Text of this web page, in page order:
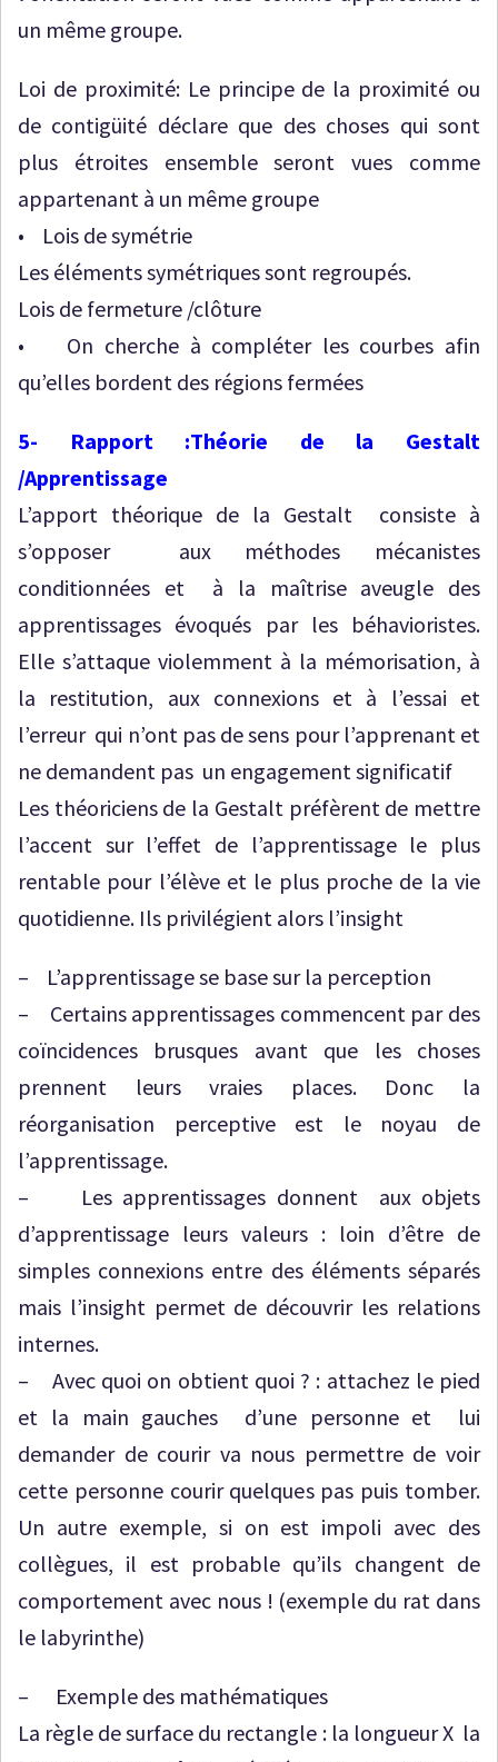
un même groupe.
Loi de proximité: Le principe de la proximité ou
de contigüité déclare que des choses qui sont
plus étroites ensemble seront vues comme
appartenant à un même groupe
• Lois de symétrie
Les éléments symétriques sont regroupés.
Lois de fermeture /clôture
• On cherche à compléter les courbes afin
qu’elles bordent des régions fermées
5- Rapport :Théorie de la Gestalt
/Apprentissage
L’apport théorique de la Gestalt consiste à
s’opposer aux méthodes mécanistes
conditionnées et à la maîtrise aveugle des
apprentissages évoqués par les béhavioristes.
Elle s’attaque violemment à la mémorisation, à
la restitution, aux connexions et à l’essai et
l’erreur qui n’ont pas de sens pour l’apprenant et
ne demandent pas un engagement significatif
Les théoriciens de la Gestalt préfèrent de mettre
l’accent sur l’effet de l’apprentissage le plus
rentable pour l’élève et le plus proche de la vie
quotidienne. Ils privilégient alors l’insight
– L’apprentissage se base sur la perception
– Certains apprentissages commencent par des
coïncidences brusques avant que les choses
prennent leurs vraies places. Donc la
réorganisation perceptive est le noyau de
l’apprentissage.
– Les apprentissages donnent aux objets
d’apprentissage leurs valeurs : loin d’être de
simples connexions entre des éléments séparés
mais l’insight permet de découvrir les relations
internes.
– Avec quoi on obtient quoi ? : attachez le pied
et la main gauches d’une personne et lui
demander de courir va nous permettre de voir
cette personne courir quelques pas puis tomber.
Un autre exemple, si on est impoli avec des
collègues, il est probable qu’ils changent de
comportement avec nous ! (exemple du rat dans
le labyrinthe)
– Exemple des mathématiques
La règle de surface du rectangle : la longueur X la